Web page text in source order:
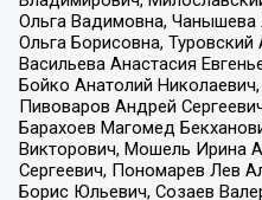
Ольга Вадимовна, Чанышева
Ольга Борисовна,
Васильева Анастасия
Бойко Анатолий
Пивоваров Андрей
Барахоев Магомед
Викторович, Мошель Ирина
Сергеевич, Пономарев Лев
Борис Юльевич, Созаев